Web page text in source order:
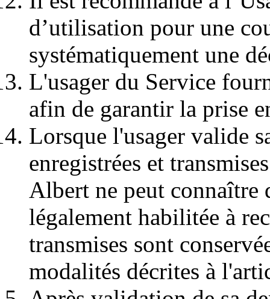
d’utilisation pour une
systématiquement une
L'usager du Service
afin de garantir la prise
Lorsque l'usager valide
enregistrées et
Albert ne peut connaître
légalement habilitée à
transmises sont
modalités décrites à